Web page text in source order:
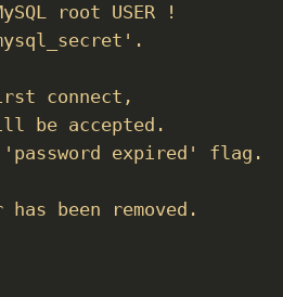
MySQL root USER !
connect,
be accepted.
expired' flag.
been removed.